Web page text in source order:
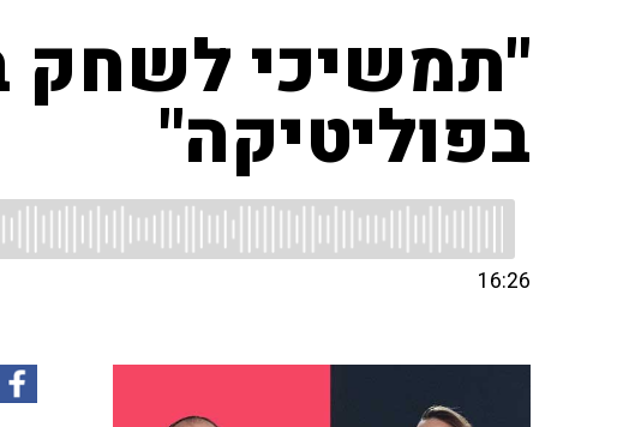
"תמשיכי לשחק
בפוליטיקה"
16:26